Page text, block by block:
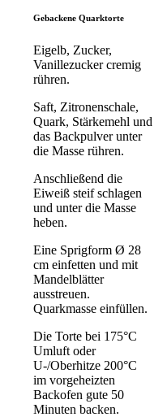
Gebackene Quarktorte
Eigelb, Zucker,
Vanillezucker cremig
rühren.
Saft, Zitronenschale,
Quark, Stärkemehl und
das Backpulver unter
die Masse rühren.
Anschließend die
Eiweiß steif schlagen
und unter die Masse
heben.
Eine Sprigform Ø 28
cm einfetten und mit
Mandelblätter
ausstreuen.
Quarkmasse einfüllen.
Die Torte bei 175°C
Umluft oder
U-/Oberhitze 200°C
im vorgeheizten
Backofen gute 50
Minuten backen.